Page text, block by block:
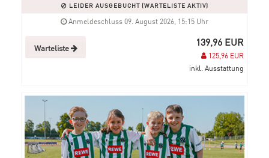
LEIDER AUSGEBUCHT (WARTELISTE AKTIV)
Anmeldeschluss 09. August 2026, 15:15 Uhr
Warteliste 139,96 EUR
125,96 EUR
inkl. Ausstattung